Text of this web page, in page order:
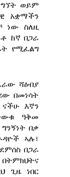
ወይም
አቋማችን
ነው ስለዚ
ከኛ በጋራ
የሚፈልግ
ሻዕብያ
በመነሳት
እኛን
ዓቅመ
በቃ
ኣሉ፣
በጋራ
ጊዜ ነበር